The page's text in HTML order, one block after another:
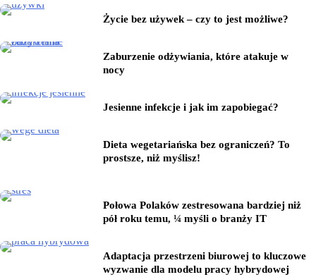
Życie bez używek – czy to jest możliwe?
Zaburzenie odżywiania, które atakuje w
nocy
Jesienne infekcje i jak im zapobiegać?
Dieta wegetariańska bez ograniczeń? To
prostsze, niż myślisz!
Połowa Polaków zestresowana bardziej niż
pół roku temu, ¼ myśli o branży IT
Adaptacja przestrzeni biurowej to kluczowe
wyzwanie dla modelu pracy hybrydowej